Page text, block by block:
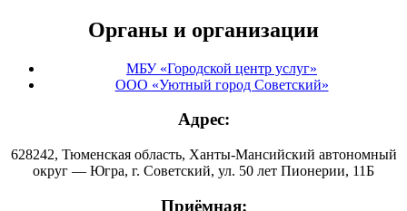
Органы и организации
МБУ «Городской центр услуг»
ООО «Уютный город Советский»
Адрес:
628242, Тюменская область, Ханты-Мансийский автономный
округ — Югра, г. Советский, ул. 50 лет Пионерии, 11Б
Приёмная: